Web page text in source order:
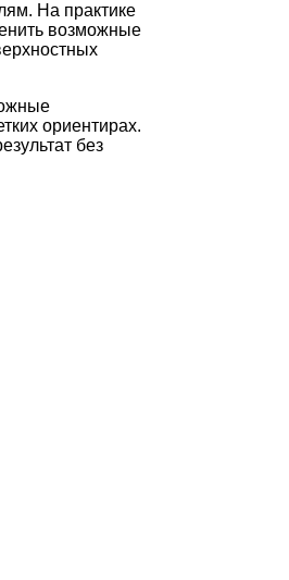
На практике
возможные
ориентирах.
без